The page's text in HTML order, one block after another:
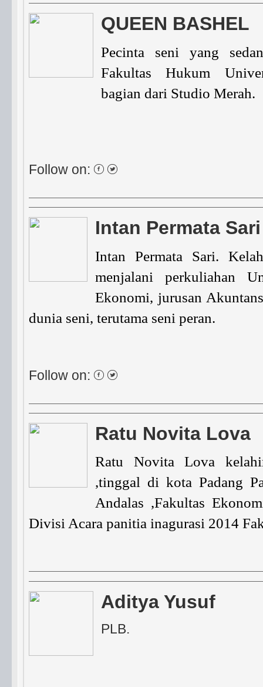
QUEEN BASHEL
Pecinta seni yang
Fakultas Hukum
bagian dari Studio Merah.
Follow on:
Intan Permata Sari
Intan Permata Sari.
menjalani perkuliahan
Ekonomi, jurusan
dunia seni, terutama seni peran.
Follow on:
Ratu Novita Lova
Ratu Novita Lova
,tinggal di kota Padang
Andalas ,Fakultas
Divisi Acara panitia inagurasi 2014
Aditya Yusuf
PLB.